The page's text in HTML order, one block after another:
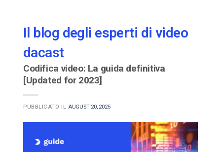
Il blog degli esperti di video
dacast
Codifica video: La guida definitiva
[Updated for 2023]
PUBBLICATO IL AUGUST 20, 2025